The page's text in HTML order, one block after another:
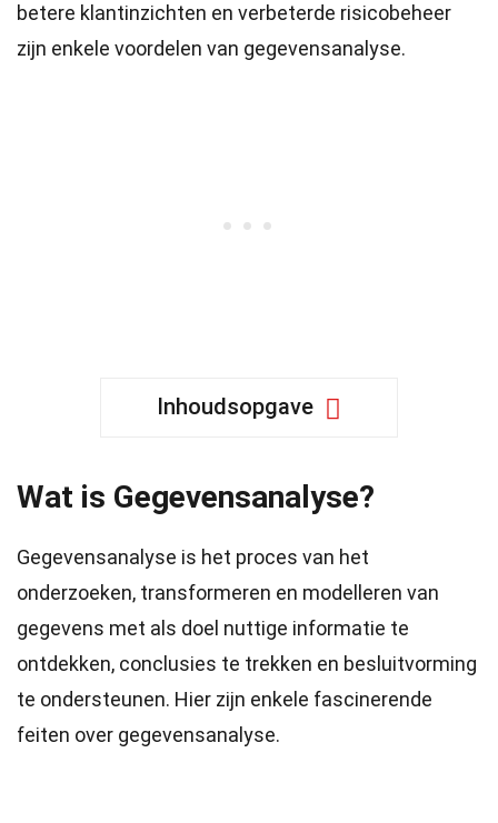
betere klantinzichten en verbeterde risicobeheer
zijn enkele voordelen van gegevensanalyse.
Inhoudsopgave
Wat is Gegevensanalyse?
Gegevensanalyse is het proces van het
onderzoeken, transformeren en modelleren van
gegevens met als doel nuttige informatie te
ontdekken, conclusies te trekken en besluitvorming
te ondersteunen. Hier zijn enkele fascinerende
feiten over gegevensanalyse.